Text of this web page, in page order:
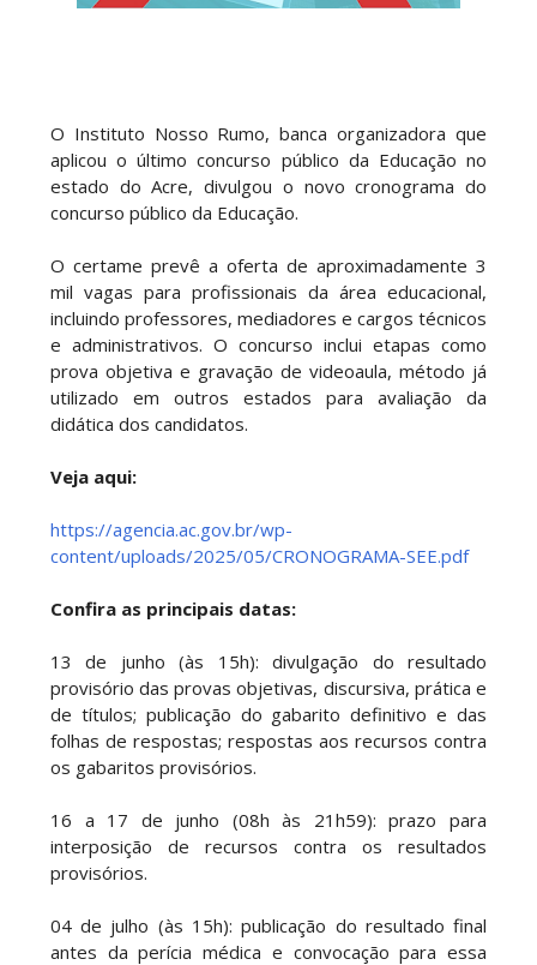
O Instituto Nosso Rumo, banca organizadora que
aplicou o último concurso público da Educação no
estado do Acre, divulgou o novo cronograma do
concurso público da Educação.
O certame prevê a oferta de aproximadamente 3
mil vagas para profissionais da área educacional,
incluindo professores, mediadores e cargos técnicos
e administrativos. O concurso inclui etapas como
prova objetiva e gravação de videoaula, método já
utilizado em outros estados para avaliação da
didática dos candidatos.
Veja aqui:
https://agencia.ac.gov.br/wp-
content/uploads/2025/05/CRONOGRAMA-SEE.pdf
Confira as principais datas:
13 de junho (às 15h): divulgação do resultado
provisório das provas objetivas, discursiva, prática e
de títulos; publicação do gabarito definitivo e das
folhas de respostas; respostas aos recursos contra
os gabaritos provisórios.
16 a 17 de junho (08h às 21h59): prazo para
interposição de recursos contra os resultados
provisórios.
04 de julho (às 15h): publicação do resultado final
antes da perícia médica e convocação para essa